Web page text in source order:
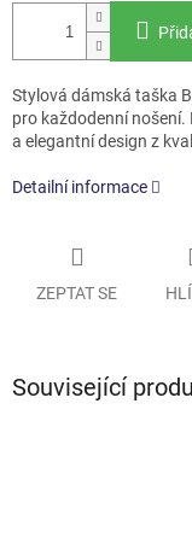
Stylová dámská taška
pro každodenní
a elegantní design z
Detailní informace
ZEPTAT SE
Související